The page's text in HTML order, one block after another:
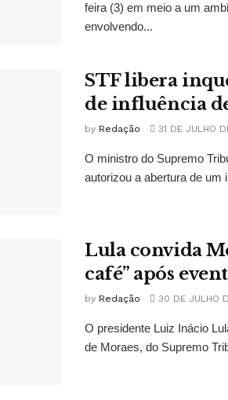
feira (3) em meio a um
envolvendo...
STF libera
de influência
by Redação 31 DE JULHO
O ministro do Supremo
autorizou a abertura de um
Lula convida
café” após
by Redação 30 DE JULHO
O presidente Luiz Inácio
de Moraes, do Supremo